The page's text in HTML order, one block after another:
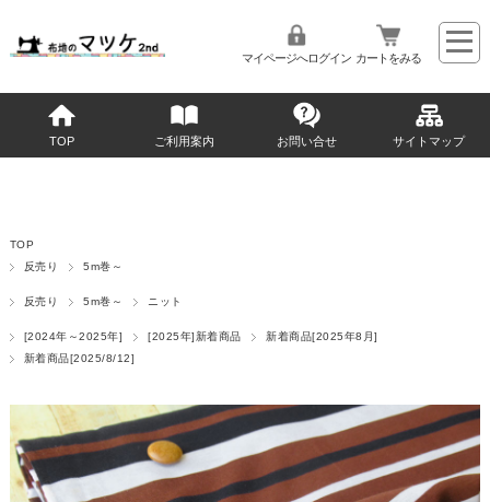
マイページへログイン カートをみる
TOP ご利用案内 お問い合せ サイトマップ
TOP
反売り
5m巻～
反売り 5m巻～ ニット
[2024年～2025年] [2025年]新着商品
新着商品[2025年8月]
新着商品[2025/8/12]